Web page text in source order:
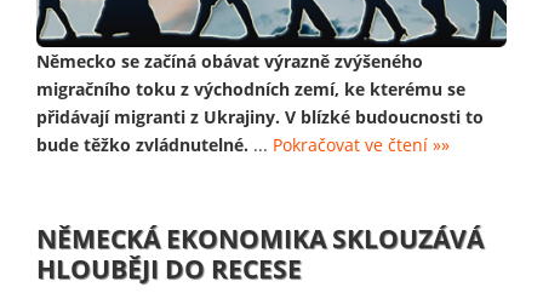
Německo se začíná obávat výrazně zvýšeného
migračního toku z východních zemí, ke kterému se
přidávají migranti z Ukrajiny. V blízké budoucnosti to
bude těžko zvládnutelné. ... Pokračovat ve čtení »»
NĚMECKÁ EKONOMIKA SKLOUZÁVÁ
HLOUBĚJI DO RECESE